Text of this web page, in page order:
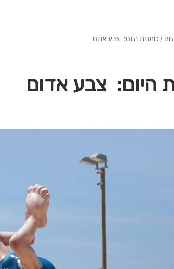
/ כותרות היום: צבע אדום
היום: צבע אדום